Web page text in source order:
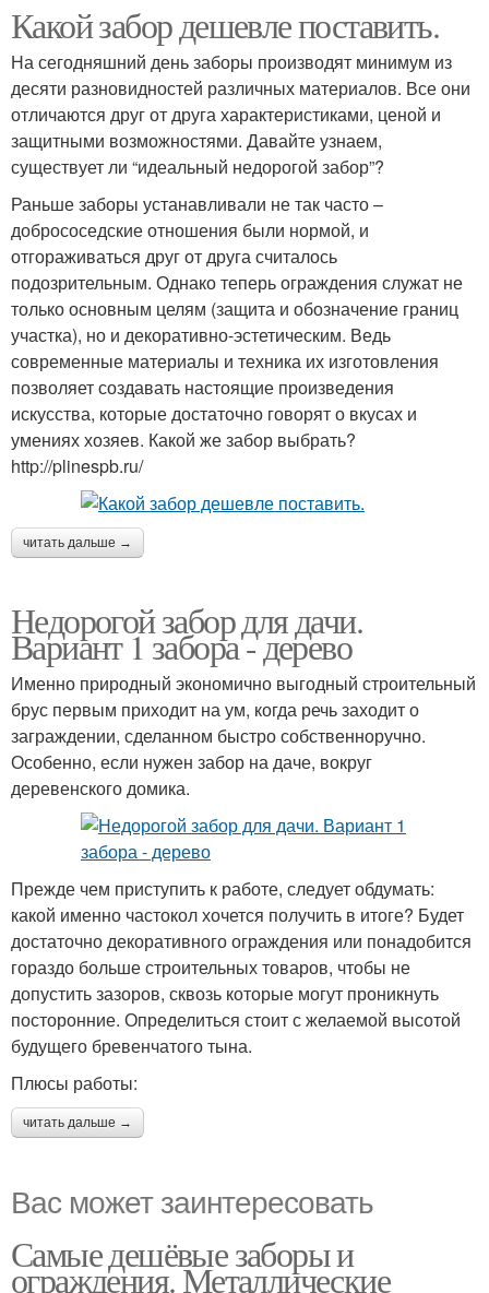
Какой забор дешевле поставить.
На сегодняшний день заборы производят минимум из
десяти разновидностей различных материалов. Все они
отличаются друг от друга характеристиками, ценой и
защитными возможностями. Давайте узнаем,
существует ли “идеальный недорогой забор”?
Раньше заборы устанавливали не так часто –
добрососедские отношения были нормой, и
отгораживаться друг от друга считалось
подозрительным. Однако теперь ограждения служат не
только основным целям (защита и обозначение границ
участка), но и декоративно-эстетическим. Ведь
современные материалы и техника их изготовления
позволяет создавать настоящие произведения
искусства, которые достаточно говорят о вкусах и
умениях хозяев. Какой же забор выбрать?
http://plinespb.ru/
читать дальше →
Недорогой забор для дачи.
Вариант 1 забора - дерево
Именно природный экономично выгодный строительный
брус первым приходит на ум, когда речь заходит о
заграждении, сделанном быстро собственноручно.
Особенно, если нужен забор на даче, вокруг
деревенского домика.
Прежде чем приступить к работе, следует обдумать:
какой именно частокол хочется получить в итоге? Будет
достаточно декоративного ограждения или понадобится
гораздо больше строительных товаров, чтобы не
допустить зазоров, сквозь которые могут проникнуть
посторонние. Определиться стоит с желаемой высотой
будущего бревенчатого тына.
Плюсы работы:
читать дальше →
Вас может заинтересовать
Самые дешёвые заборы и
ограждения. Металлические